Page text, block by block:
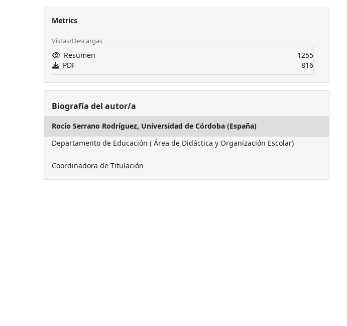
Metrics
Vistas/Descargas
Resumen
1255
PDF
816
Biografía del autor/a
Rocío Serrano Rodríguez, Universidad de Córdoba (España)
Departamento de Educación ( Área de Didáctica y Organización Escolar)
Coordinadora de Titulación